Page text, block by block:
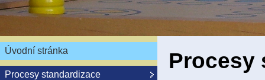
Úvodní stránka
Procesy standardizace
Procesy